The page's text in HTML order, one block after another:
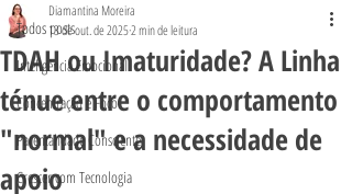
Todos posts
Inteligência Emocional
Concentração e Foco
Parentalidade Consciente
Crescer com Tecnologia
TDAH ou Imaturidade? A Linha
ténue entre o comportamento
"normal" e a necessidade de
apoio
Diamantina Moreira
13 de out. de 20252 min de leitura